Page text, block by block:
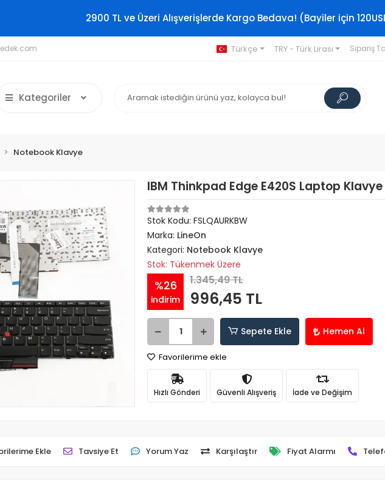
2900 TL ve Üzeri Alışverişlerde Kargo Bedava! (Bayiler için
Türkçe TRY - Türk Lirası Sipariş
Kategoriler
Notebook Klavye
IBM Thinkpad Edge E420S Laptop Klavye
Stok Kodu: FSLQAURKBW
Marka: LineOn
Kategori: Notebook Klavye
Stok: Tükenmek Üzere
%26
indirim
1.345,49 TL
996,45 TL
Sepete Ekle Hemen Al
Favorilerime ekle
Hızlı Gönderi Güvenli Alışveriş İade ve Değişim
Ekle Tavsiye Et Yorum Yaz Karşılaştır Fiyat Alarmı